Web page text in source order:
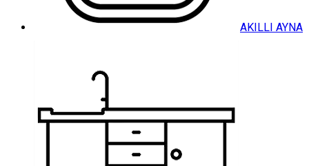
AKILLI AYNA